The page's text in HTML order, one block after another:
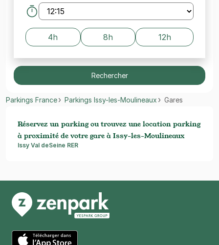
4h 8h 12h
Rechercher
Parkings France Parkings Issy-les-Moulineaux Gares
Réservez un parking ou trouvez une location parking
à proximité de votre gare à Issy-les-Moulineaux
Issy Val deSeine RER